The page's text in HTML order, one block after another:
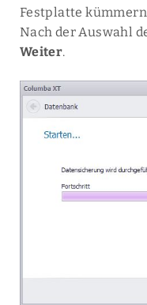
Festplatte
Nach der Auswahl
Weiter.